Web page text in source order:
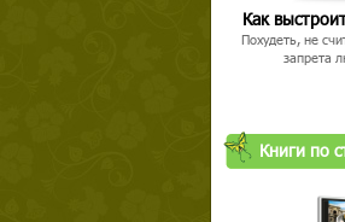
Как
Похудеть, не
запрета
Книги по